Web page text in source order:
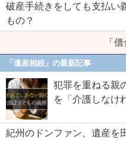
破産手続きをしても支払い
もの？
「
「遺産相続」の最新記事
犯罪を重ねる親
を「介護しなけ
紀州のドンファン、遺産